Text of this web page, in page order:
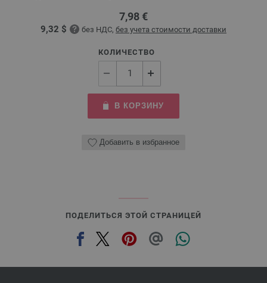
7,98 €
9,32 $ без НДС, без учета стоимости доставки
КОЛИЧЕСТВО
В КОРЗИНУ
Добавить в избранное
ПОДЕЛИТЬСЯ ЭТОЙ СТРАНИЦЕЙ